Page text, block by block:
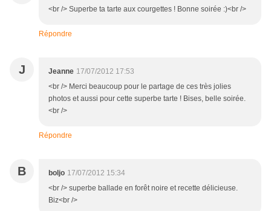
<br /> Superbe ta tarte aux courgettes ! Bonne soirée :)<br />
Répondre
J Jeanne 17/07/2012 17:53
<br /> Merci beaucoup pour le partage de ces très jolies
photos et aussi pour cette superbe tarte ! Bises, belle soirée.
<br />
Répondre
B boljo 17/07/2012 15:34
<br /> superbe ballade en forêt noire et recette délicieuse.
Biz<br />